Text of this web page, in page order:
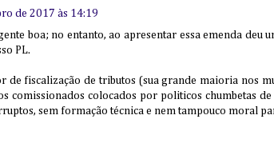
de 2017 às 14:19
boa; no entanto, ao apresentar essa emenda deu
PL.
de fiscalização de tributos (sua grande maioria nos
comissionados colocados por politicos chumbetas
sem formação técnica e nem tampouco moral